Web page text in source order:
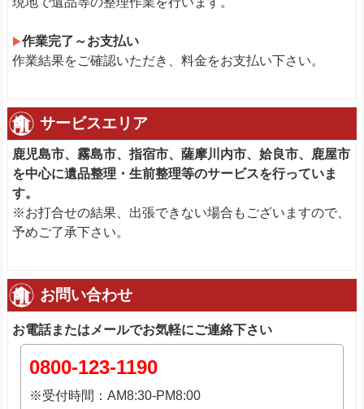
作業完了～お支払い
作業結果をご確認いただき、料金をお支払い下さい。
サービスエリア
鹿児島市、霧島市、指宿市、薩摩川内市、姶良市、鹿屋市
を中心に遺品整理・生前整理等のサービスを行っていま
す。
※お打合せの結果、出張できない場合もございますので、
予めご了承下さい。
お問い合わせ
お電話またはメールでお気軽にご連絡下さい
0800-123-1190
※受付時間：AM8:30-PM8:00